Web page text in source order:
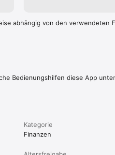
abhängig von den verwendeten
Bedienungshilfen diese App
Kategorie
Finanzen